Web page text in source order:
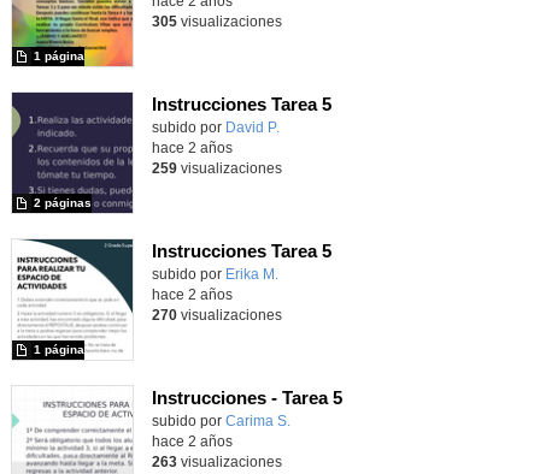
1 página
305visualizaciones
Instrucciones Tarea 5
Contenido educativo.
subido por David P.
2 páginas
hace 2 años
259visualizaciones
Instrucciones Tarea 5
Contenido educativo.
subido por Erika M.
1 página
hace 2 años
270visualizaciones
Instrucciones - Tarea 5
Contenido educativo.
subido por Carima S.
hace 2 años
263visualizaciones